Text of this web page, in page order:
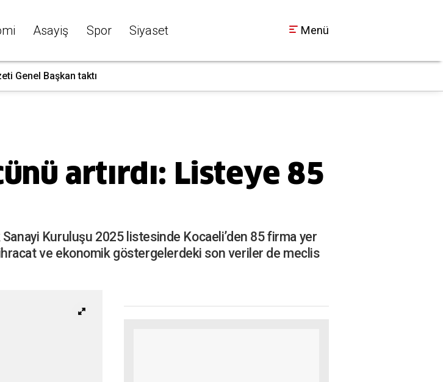
Asayiş Spor Siyaset Menü
Genel Başkan taktı
artırdı: Listeye 85
Kuruluşu 2025 listesinde Kocaeli’den 85 firma yer
ve ekonomik göstergelerdeki son veriler de meclis